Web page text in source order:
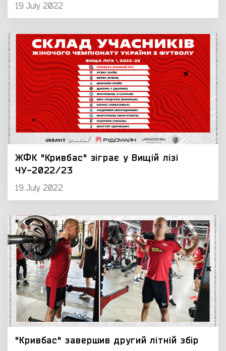
19 July 2022
ЖФК "Кривбас" зіграє у Вищій лізі
ЧУ-2022/23
19 July 2022
"Кривбас" завершив другий літній збір